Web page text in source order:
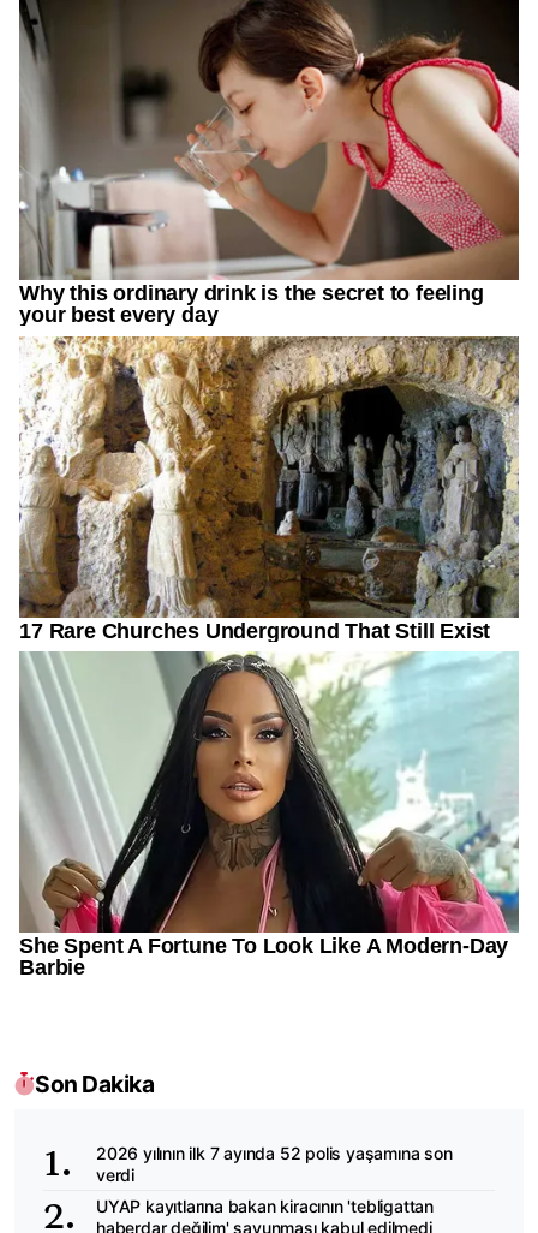
Son Dakika
2026 yılının ilk 7 ayında 52 polis yaşamına son
verdi
UYAP kayıtlarına bakan kiracının 'tebligattan
haberdar değilim' savunması kabul edilmedi